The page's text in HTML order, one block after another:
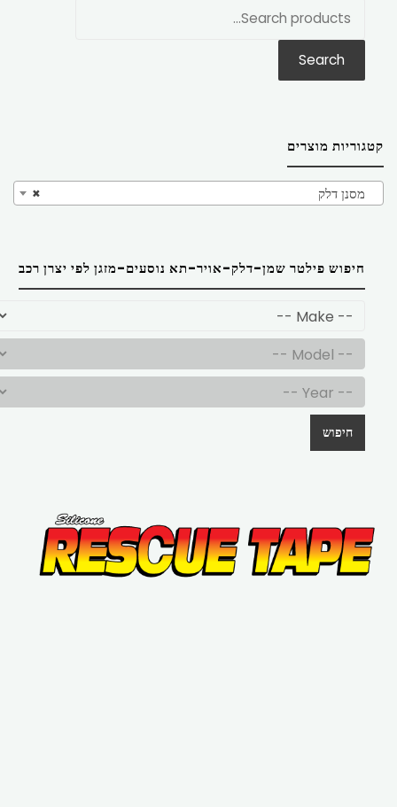
Search
קטגוריות מוצרים
× מסנן דלק
חיפוש פילטר שמן-דלק-אויר-תא נוסעים-מזגן לפי יצרן רכב
חיפוש